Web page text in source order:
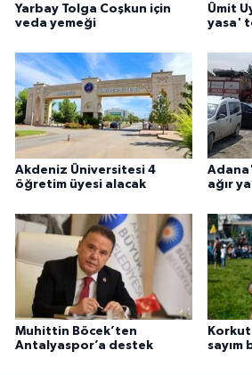
Yarbay Tolga Coşkun için
veda yemeği
Ümit
yasa'
Akdeniz Üniversitesi 4
öğretim üyesi alacak
ağır
Muhittin Böcek’ten
Antalyaspor’a destek
sayım